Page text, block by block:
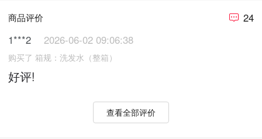
商品评价
24
1***2
2026-06-02 09:06:38
购买了 箱规：洗发水（整箱）
好评!
查看全部评价